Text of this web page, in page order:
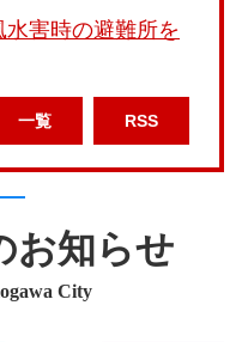
水害時の避難所を
一覧 RSS
お知らせ
City